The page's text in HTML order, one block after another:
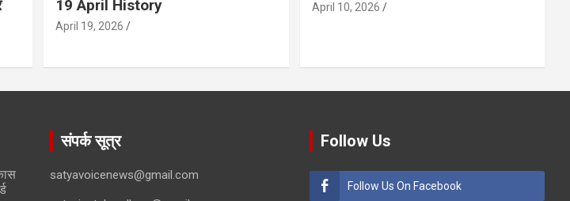
19 April History
April 19, 2026
April 10, 2026
संपर्क सूत्र
satyavoicenews@gmail.com
Follow Us
Follow Us On Facebook